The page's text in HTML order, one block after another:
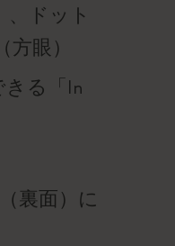
ドット
眼）
る「In
裏面）に